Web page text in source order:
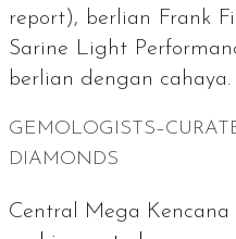
report), berlian Frank
Sarine Light
berlian dengan cahaya.
DIAMONDS
Central Mega